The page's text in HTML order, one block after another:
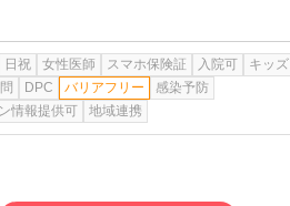
日祝 女性医師 スマホ保険証 入院可 キッズ
DPC バリアフリー
感染予防
情報提供可 地域連携